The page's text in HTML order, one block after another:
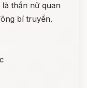
thần nữ quan
bí truyền.